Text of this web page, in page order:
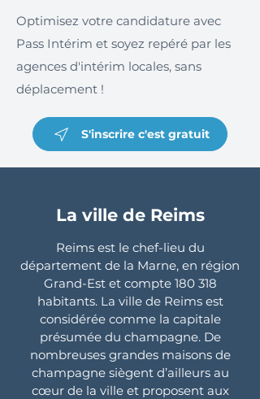
Optimisez votre candidature avec
Pass Intérim et soyez repéré par les
agences d'intérim locales, sans
déplacement !
S'inscrire c'est gratuit
La ville de Reims
Reims est le chef-lieu du
département de la Marne, en région
Grand-Est et compte 180 318
habitants. La ville de Reims est
considérée comme la capitale
présumée du champagne. De
nombreuses grandes maisons de
champagne siègent d’ailleurs au
cœur de la ville et proposent aux